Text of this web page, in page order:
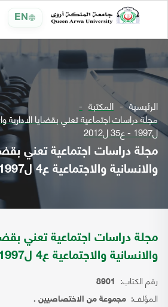
EN
الرئيسية المكتبة
ل1997 - ع35 ل2012
مجلة دراسات اجتماعية تعني
والانسانية والاجتماعية ع4 ل1997 - ع35 ل2012
مجلة دراسات اجتماعية تعني
والانسانية والاجتماعية ع4 ل1997 - ع35 ل2012
رقم الكتاب: 8901
المؤلف: مجموعة من الاختصاصيين .